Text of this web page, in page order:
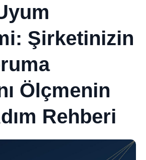
Şirketinizin
Ölçmenin
Rehberi